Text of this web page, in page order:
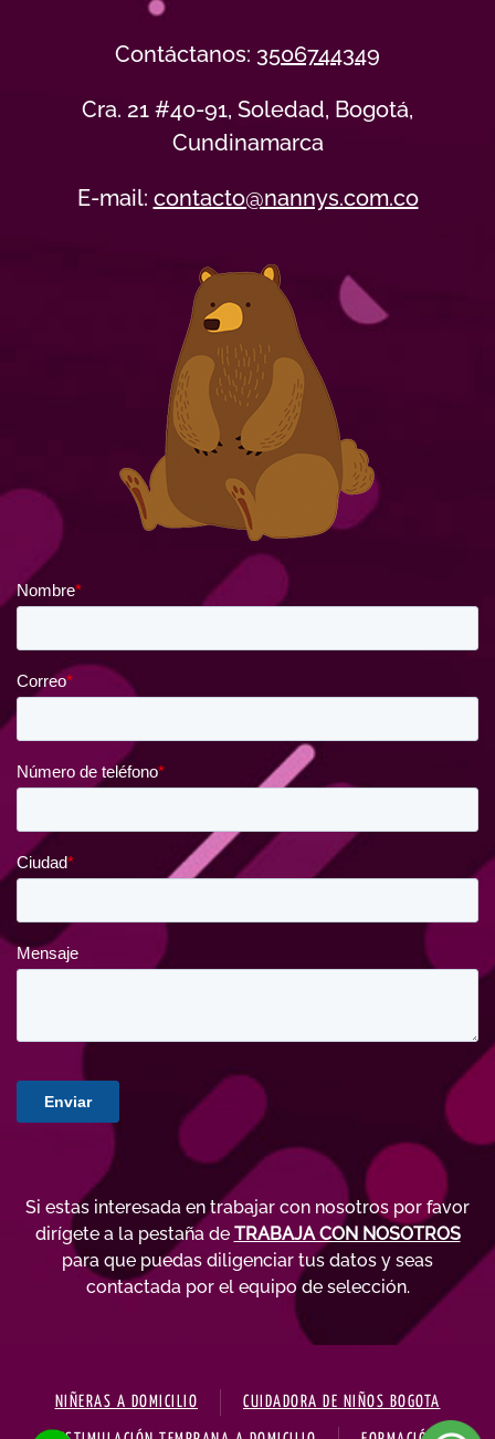
Contáctanos: 3506744349
Cra. 21 #40-91, Soledad, Bogotá,
Cundinamarca
E-mail: contacto@nannys.com.co
Si estas interesada en trabajar con nosotros por favor
dirígete a la pestaña de TRABAJA CON NOSOTROS
para que puedas diligenciar tus datos y seas
contactada por el equipo de selección.
NIÑERAS A DOMICILIO CUIDADORA DE NIÑOS BOGOTA